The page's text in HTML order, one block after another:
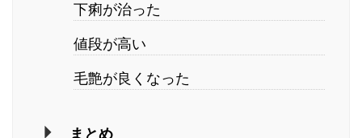
下痢が治った
値段が高い
毛艶が良くなった
まとめ